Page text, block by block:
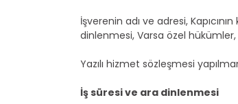
İşverenin adı ve adresi,
dinlenmesi, Varsa özel hükümler,
Yazılı hizmet sözleşmesi
İş süresi ve ara dinlenmesi